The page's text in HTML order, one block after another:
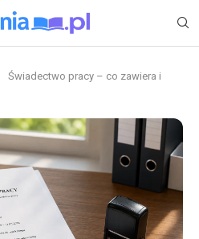
Świadectwo pracy – co zawiera i